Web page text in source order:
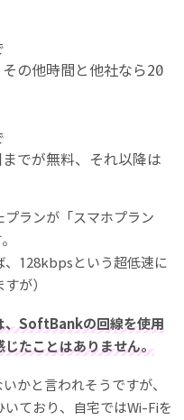
の他時間と他社なら20
でが無料、それ以降は
ランが「スマホプラン
、128kbpsという超低速に
が）
、SoftBankの回線を使用
たことはありません。
かと言われそうですが、
ており、自宅ではWi-Fiを